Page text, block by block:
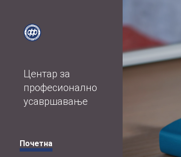
Центар за
професионално
усавршавање
Почетна